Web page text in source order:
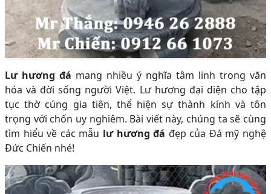
Lư hương đá mang nhiều ý nghĩa tâm linh trong văn
hóa và đời sống người Việt. Lư hương đại diện cho tập
tục thờ cúng gia tiên, thể hiện sự thành kính và tôn
trọng với chốn uy nghiêm. Bài viết này, chúng ta sẽ cùng
tìm hiểu về các mẫu lư hương đá đẹp của Đá mỹ nghệ
Đức Chiến nhé!